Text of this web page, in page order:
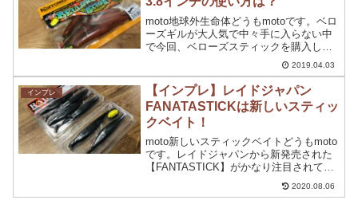
moto地球外生命体どうもmotoです。ベロ
ーズギルが大人気で中々手に入らない中
で今回、ベローズスティックを購入して
きました。こちらもベローズギル同様に
【水噛み最強】と言われるぐらいのリブ
ボディーを搭載しています。今回は、ベ
ローズスティック...
2019.04.03
インプレ
【インプレ】レイドジャパン
FANATASTICKは新しいスティッ
クベイト！
moto新しいスティックベイトどうもmoto
です。レイドジャパンから新発売された
【FANTASTICK】がかなり注目されてい
ますね。スティックベイトでありなが
ら、イナズマダート・ビリビリテール・
2020.08.06